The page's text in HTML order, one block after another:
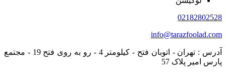
02182802528
info@tarazfoolad.com
آدرس : تهران - اتوبان فتح - کیلومتر 4 - رو به روی فتح 19 - مجتمع
پارس امیر پلاک 57